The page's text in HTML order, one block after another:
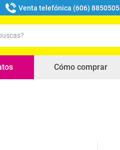
Venta telefónica (606) 8850505
Cómo comprar
buscados